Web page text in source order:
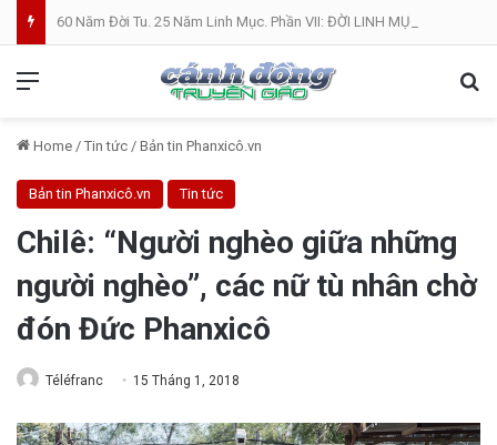
Home / Tin tức / Bản tin Phanxicô.vn
Bản tin Phanxicô.vn Tin tức
Chilê: “Người nghèo giữa những
người nghèo”, các nữ tù nhân chờ
đón Đức Phanxicô
Téléfranc 15 Tháng 1, 2018